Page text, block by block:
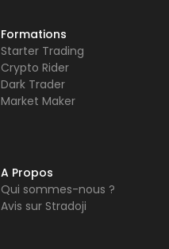
Formations
Starter Trading
Crypto Rider
Dark Trader
Market Maker
A Propos
Qui sommes-nous ?
Avis sur Stradoji